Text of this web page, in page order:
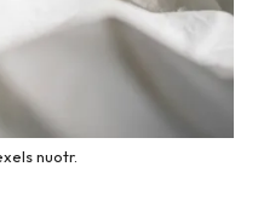
nuotr.